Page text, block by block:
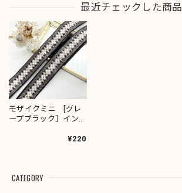
最近チェックした商品
モザイクミニ [グレ
ープブラック］イン
¥220
CATEGORY